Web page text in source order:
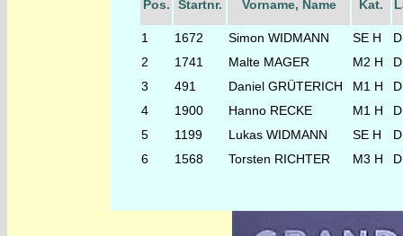
Pos. Startnr. Vorname, Name Kat.
1 1672 Simon WIDMANN SE H
2
1741 Malte MAGER M2 H
3
491 Daniel GRÜTERICH M1 H
4
1900 Hanno RECKE M1 H
5
1199 Lukas WIDMANN SE H
6
1568 Torsten RICHTER M3 H